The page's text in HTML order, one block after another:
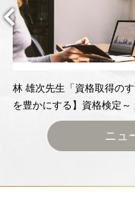
ニュ
林 雄次先生「資格取得の
を豊かにする】資格検定～